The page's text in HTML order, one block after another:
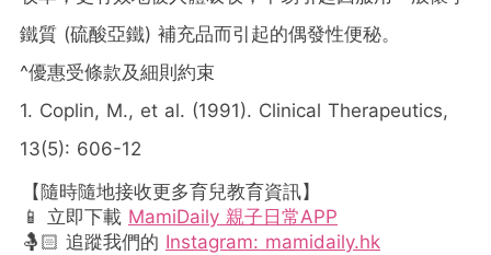
鐵質 (硫酸亞鐵) 補充品而引起的偶發性便秘。
^優惠受條款及細則約束
1. Coplin, M., et al. (1991). Clinical Therapeutics,
13(5): 606-12
【隨時隨地接收更多育兒教育資訊】
📱 立即下載 MamiDaily 親子日常APP
🤱🏻 追蹤我們的 Instagram: mamidaily.hk